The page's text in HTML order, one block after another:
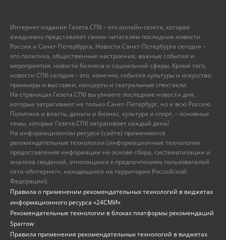
Интернет-издание Газета.СПб – это онлайн-газета, которая
ежедневно представляет своим читателям последние новости
России и Санкт-Петербурга. Новости Санкт-Петербурга сегодня –
это политика, общественные настроения, важные события и
мероприятия, новости бизнеса и социальной сферы. Кроме того,
новости СПб сегодня – это, конечно, события культуры и искусства:
премьеры и выставки, концерты и театральные спектакли.
На страницах Газета.СПб вы узнаете последние новости дня,
которые затрагивают не только Санкт-Петербург, но и всю Россию.
Политика и власть, деньги и бизнес, культура и спорт, – основные
темы, которые Газета.СПб затрагивает каждый день!
На информационном ресурсе (сайте) применяются
рекомендательные технологии (информационные технологии
предоставления информации на основе сбора, систематизации и
анализа сведений, относящихся к предпочтениям пользователей
сети «Интернет», находящихся на территории Российской
Федерации).
Правила о применении рекомендательных технологий в виджетах
информационного ресурса «24СМИ»
Рекомендательные технологии в блоках платформы рекомендаций
Sparrow
Правила применения рекомендательных технологий в виджетах